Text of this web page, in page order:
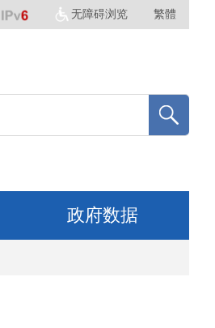
无障碍浏览 繁體
政府数据